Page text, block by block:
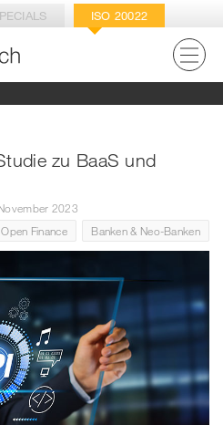
ISO 20022
zu BaaS und
2023
Open Finance Banken & Neo-Banken